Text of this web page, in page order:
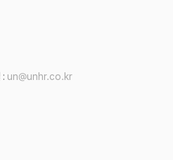
: un@unhr.co.kr